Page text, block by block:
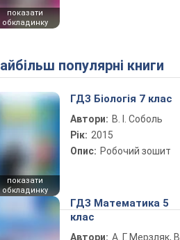
показати
обкладинку
Найбільш популярні книги
показати
обкладинку
ГДЗ Біологія 7 клас
Автори: В. І. Соболь
Рік: 2015
Опис: Робочий зошит
ГДЗ Математика 5
клас
Автори: А. Г. Мерзляк, В.